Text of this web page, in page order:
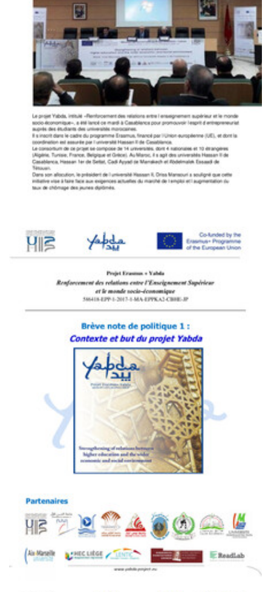
Yabiladi
Casablanca: Lancement d'un projet entrepreneurial dédié aux
Yabda on the Media PDF 78.47K